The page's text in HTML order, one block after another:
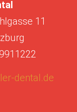
11
dental.de